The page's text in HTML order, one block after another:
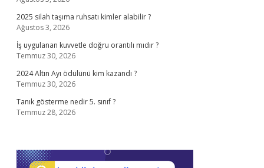
2025 silah taşıma ruhsatı kimler alabilir ?
Ağustos 3, 2026
İş uygulanan kuvvetle doğru orantılı mıdır ?
Temmuz 30, 2026
2024 Altın Ayı ödülünü kim kazandı ?
Temmuz 30, 2026
Tanık gösterme nedir 5. sınıf ?
Temmuz 28, 2026